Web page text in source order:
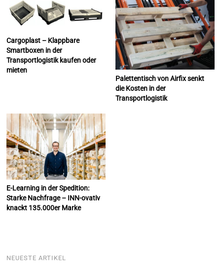
Cargoplast – Klappbare
Smartboxen in der
Transportlogistik kaufen oder
mieten
Palettentisch von Airfix senkt
die Kosten in der
Transportlogistik
E-Learning in der Spedition:
Starke Nachfrage – INN-ovativ
knackt 135.000er Marke
NEUESTE ARTIKEL